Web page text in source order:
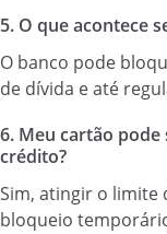
5. O que acontece
O banco pode
de dívida e até
6. Meu cartão
crédito?
Sim, atingir o limite
bloqueio